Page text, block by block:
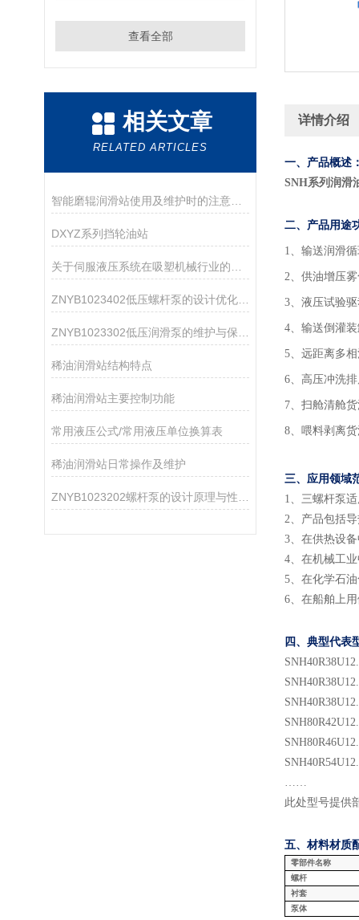
查看全部
相关文章
RELATED ARTICLES
智能磨辊润滑站使用及维护时的注意事项介绍
DXYZ系列挡轮油站
ZNYB1023402低压螺杆泵的设计优化与改进
稀油润滑站结构特点
稀油润滑站主要控制功能
​常用液压公式/常用液压单位换算表
稀油润滑站日常操作及维护
详情介绍
一、产品概述
SNH系列润滑
二、产品用途
1、输送润滑
2、供油增压
3、液压试验
4、输送倒灌
5、远距离多
6、高压冲洗
7、扫舱清舱
8、喂料剥离
三、应用领域
1、 三螺杆泵
2、 产品包括
3、 在供热设
4、 在机械工
5、 在化学石
6、 在船舶上
四、典型代表
SNH40R38U
SNH40R38U
SNH40R38U
SNH80R42U
SNH80R46U
SNH40R54U
……
此处型号提供
五、材料材质
零部件名称
螺杆
衬套
泵体